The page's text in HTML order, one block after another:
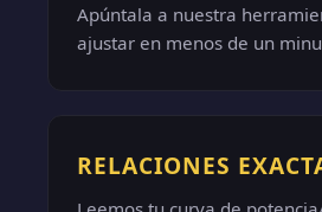
Apúntala a nuestra
ajustar en menos de un
RELACIONES